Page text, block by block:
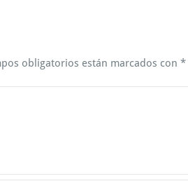
obligatorios están marcados con *